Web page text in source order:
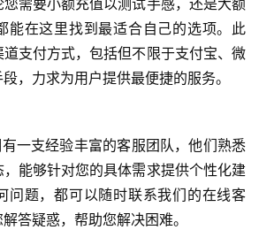
需要小额充值以测试手感，还是大额
能在这里找到最适合自己的选项。此
支付方式，包括但不限于支付宝、微
，力求为用户提供最便捷的服务。
一支经验丰富的客服团队，他们熟悉
能够针对您的具体需求提供个性化建
问题，都可以随时联系我们的在线客
答疑惑，帮助您解决困难。